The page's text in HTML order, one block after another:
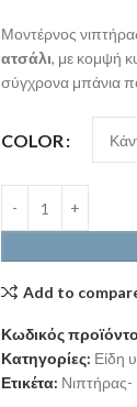
Μοντέρνος
ατσάλι, με κομψή
σύγχρονα μπάνια
COLOR
Add to
Κωδικός
Κατηγορίες: Είδη
Ετικέτα: Νιπτήρας-